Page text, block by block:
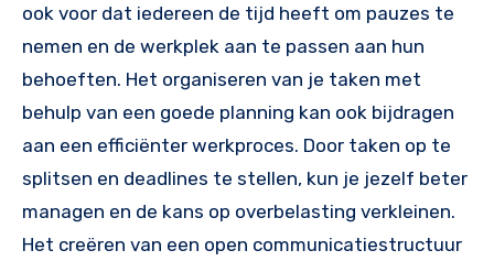
ook voor dat iedereen de tijd heeft om pauzes te
nemen en de werkplek aan te passen aan hun
behoeften. Het organiseren van je taken met
behulp van een goede planning kan ook bijdragen
aan een efficiënter werkproces. Door taken op te
splitsen en deadlines te stellen, kun je jezelf beter
managen en de kans op overbelasting verkleinen.
Het creëren van een open communicatiestructuur